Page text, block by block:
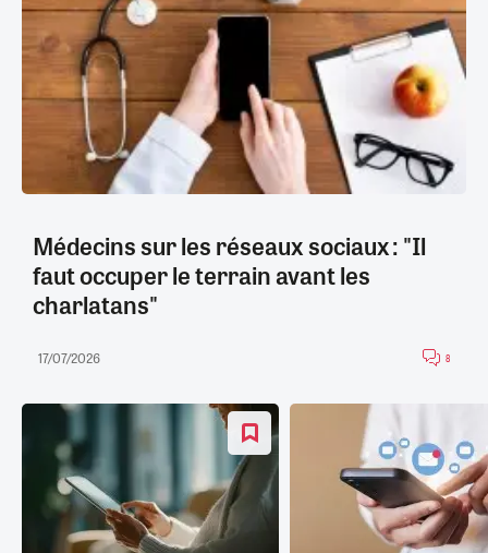
Médecins sur les réseaux sociaux : "Il
faut occuper le terrain avant les
charlatans"
17/07/2026 8